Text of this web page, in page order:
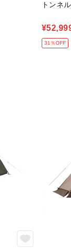
トンネ
31％OFF